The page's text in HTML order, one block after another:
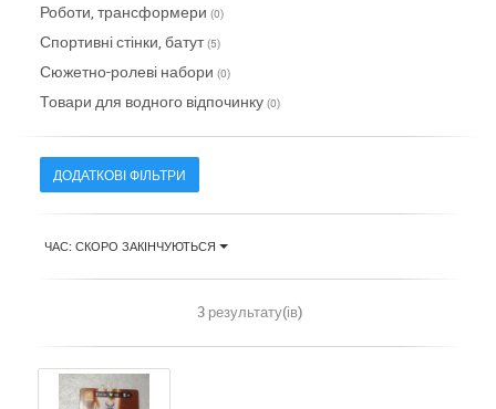
Роботи, трансформери (0)
Спортивні стінки, батут(5)
Сюжетно-ролеві набори (0)
Товари для водного відпочинку (0)
ДОДАТКОВІ ФІЛЬТРИ
ЧАС: СКОРО ЗАКІНЧУЮТЬСЯ
3 результату(ів)